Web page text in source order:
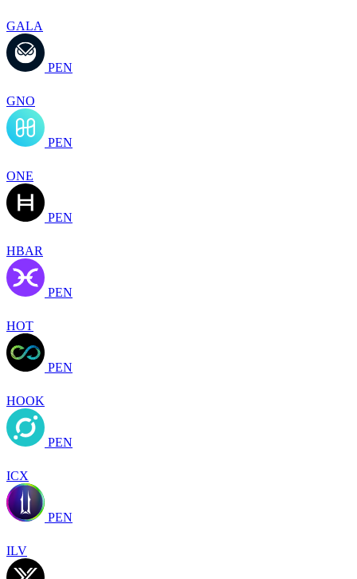
GALA
PEN
GNO
PEN
ONE
PEN
HBAR
PEN
HOT
PEN
HOOK
PEN
ICX
PEN
ILV